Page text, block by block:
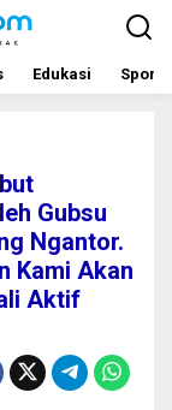
Edukasi Sport
Gubsu
Ngantor.
Kami Akan
Aktif